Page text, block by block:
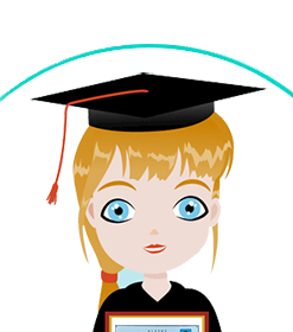
均需办理报名手续。
标准》执行。
的相关资讯，如成人高考报名时间、考试